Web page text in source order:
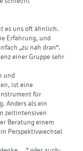
es uns oft ähnlich.
Erfahrung, und
„zu nah dran“.
einer Gruppe sehr
und
ist eine
für
Anders als ein
zeitintensiven
Beratung einem
Perspektivwechsel